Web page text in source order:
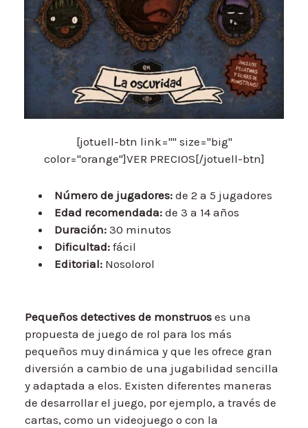
[jotuell-btn link="" size="big"
color="orange"]VER PRECIOS[/jotuell-btn]
Número de jugadores: de 2 a 5 jugadores
Edad recomendada: de 3 a 14 años
Duración: 30 minutos
Dificultad: fácil
Editorial: Nosolorol
Pequeños detectives de monstruos es una
propuesta de juego de rol para los más
pequeños muy dinámica y que les ofrece gran
diversión a cambio de una jugabilidad sencilla
y adaptada a elos. Existen diferentes maneras
de desarrollar el juego, por ejemplo, a través de
cartas, como un videojuego o con la